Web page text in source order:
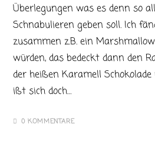
Überlegungen was es denn so
Schnabulieren geben soll. Ich
zusammen z.B. ein
würden, das bedeckt dann den
der heißen Karamell
ißt sich doch…
0 KOMMENTARE